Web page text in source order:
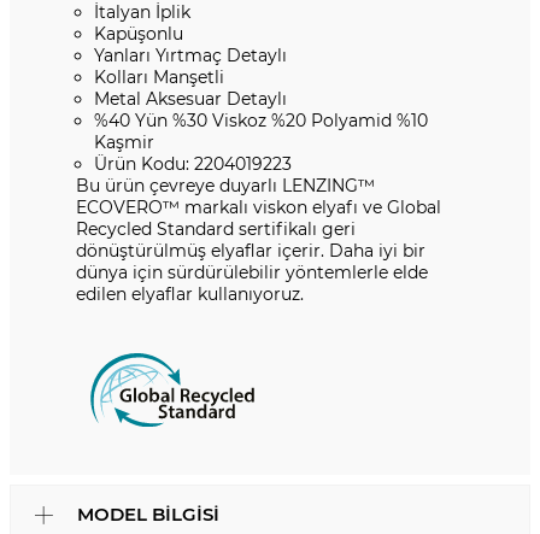
İtalyan İplik
Kapüşonlu
Yanları Yırtmaç Detaylı
Kolları Manşetli
Metal Aksesuar Detaylı
%40 Yün %30 Viskoz %20 Polyamid %10
Kaşmir
Ürün Kodu: 2204019223
Bu ürün çevreye duyarlı LENZING™️
ECOVERO™️ markalı viskon elyafı ve Global
Recycled Standard sertifikalı geri
dönüştürülmüş elyaflar içerir. Daha iyi bir
dünya için sürdürülebilir yöntemlerle elde
edilen elyaflar kullanıyoruz.
MODEL BILGISI